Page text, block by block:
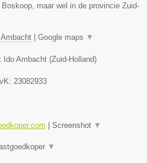
maar wel in de provincie Zuid-
Google maps ▼
Ido Ambacht (Zuid-Holland)
23082933
Screenshot ▼
▼